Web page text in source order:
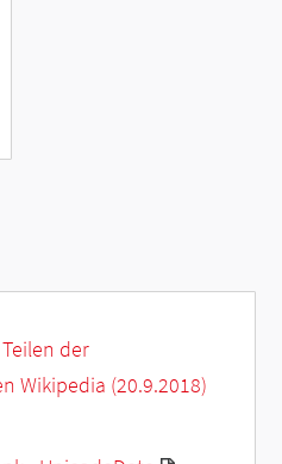
der
Wikipedia (20.9.2018)